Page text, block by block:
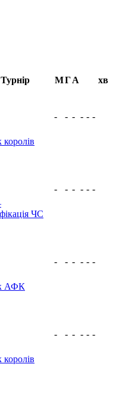
Турнір МГА хв
- - - - - -
ЧС
- - - - - -
АФК
- - - - - -
- - - - - -